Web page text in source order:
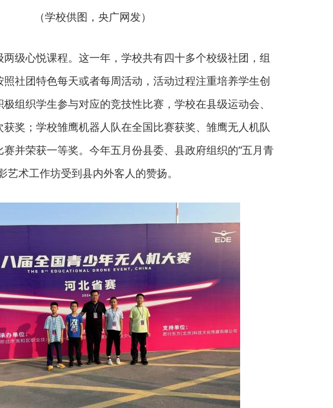
（学校供图，央广网发）
级心悦课程。这一年，学校共有四十多个校级社团，组
社团特色每天或者每周活动，活动过程注重培养学生创
组织学生参与对应的竞技性比赛，学校在县级运动会、
奖；学校雏鹰机器人队在全国比赛获奖、雏鹰无人机队
并荣获一等奖。今年五月份县委、县政府组织的“五月青
艺术工作坊受到县内外客人的赞扬。